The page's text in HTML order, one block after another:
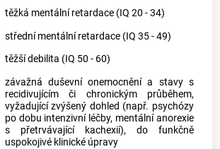
těžká mentální retardace (IQ 20 - 34)
střední mentální retardace (IQ 35 - 49)
těžší debilita (IQ 50 - 60)
závažná duševní onemocnění a stavy s
recidivujícím či chronickým průběhem,
vyžadující zvýšený dohled (např. psychózy
po dobu intenzivní léčby, mentální anorexie
s přetrvávající kachexií), do funkčně
uspokojivé klinické úpravy